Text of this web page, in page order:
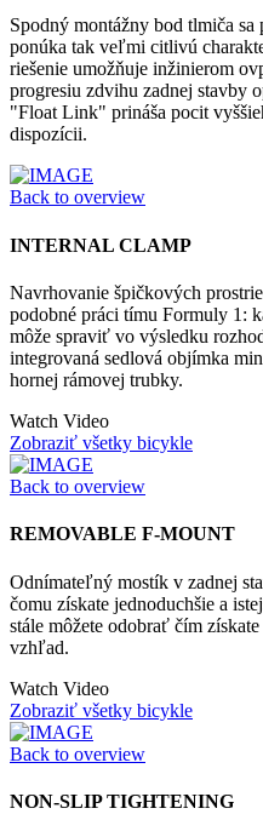
Spodný montážny bod tlmiča sa
ponúka tak veľmi citlivú
riešenie umožňuje inžinierom
progresiu zdvihu zadnej stavby
"Float Link" prináša pocit
dispozícii.
Back to overview
INTERNAL CLAMP
Navrhovanie špičkových
podobné práci tímu Formuly 1:
môže spraviť vo výsledku
integrovaná sedlová objímka
hornej rámovej trubky.
Watch Video
Zobraziť všetky bicykle
Back to overview
REMOVABLE F-MOUNT
Odnímateľný mostík v zadnej
čomu získate jednoduchšie a
stále môžete odobrať čím
vzhľad.
Watch Video
Zobraziť všetky bicykle
Back to overview
NON-SLIP TIGHTENING